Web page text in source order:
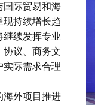
国际贸易和海
现持续增长趋
继续发挥专业
协议、商务文
实际需求合理
海外项目推进